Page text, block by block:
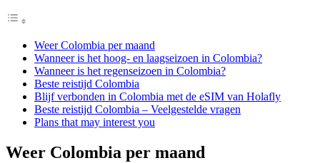
Weer Colombia per maand
Wanneer is het hoog- en laagseizoen in Colombia?
Wanneer is het regenseizoen in Colombia?
Beste reistijd Colombia
Blijf verbonden in Colombia met de eSIM van Holafly
Beste reistijd Colombia – Veelgestelde vragen
Plans that may interest you
Weer Colombia per maand